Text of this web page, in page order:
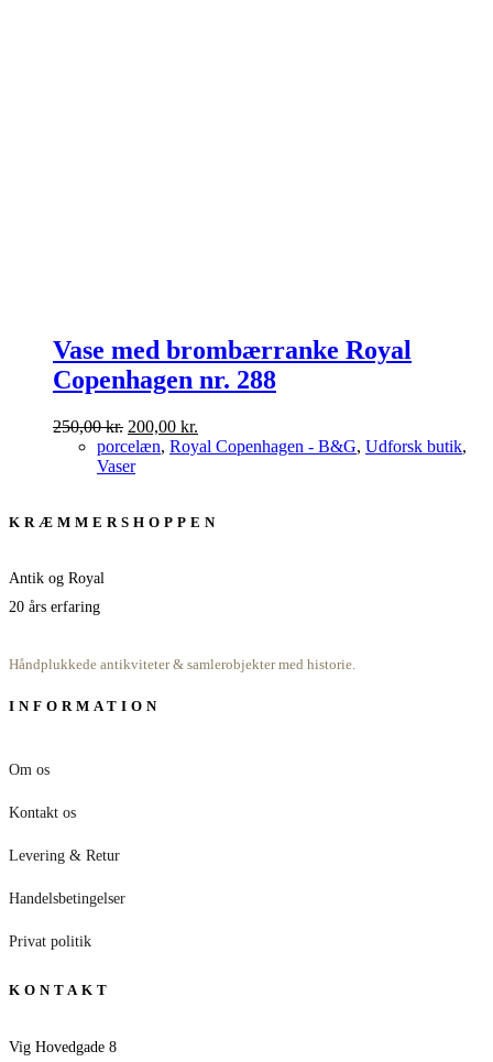
Vase med brombærranke Royal
Copenhagen nr. 288
250,00kr. Den
oprindelige
pris
200,00 kr.
aktuelle
porcelæn, Royal Copenhagen - B&G, Udforsk butik,
Vaser
KRÆMMERSHOPPEN
Antik og Royal
20 års erfaring
Håndplukkede antikviteter & samlerobjekter med historie.
INFORMATION
Om os
Kontakt os
Levering & Retur
Handelsbetingelser
Privat politik
KONTAKT
Vig Hovedgade 8